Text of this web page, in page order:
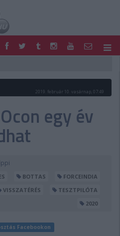
MOTOR
SHOP
TIPPJÁTÉK
PONTÁLLÁSOK
2019. február 10. vasárnap, 07:49
egy év
BOTTAS
FORCEINDIA
VISSZATÉRÉS
TESZTPILÓTA
2020
Facebookon